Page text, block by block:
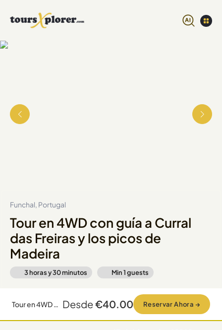
Funchal, Portugal
Tour en 4WD con guía a Curral
das Freiras y los picos de
Madeira
3 horas y 30 minutos Min1guests
Tour en 4WD con guía a Curral das Freiras y los picos de Madeira Desde€40.00 Reservar Ahora →